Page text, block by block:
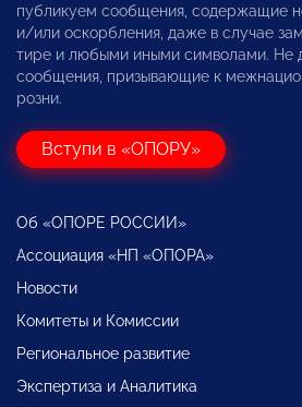
публикуем сообщения, содержащие
и/или оскорбления, даже в случае
тире и любыми иными символами. Не
сообщения, призывающие к
розни.
Вступи в «ОПОРУ»
Об «ОПОРЕ РОССИИ»
Ассоциация «НП «ОПОРА»
Новости
Комитеты и Комиссии
Региональное развитие
Экспертиза и Аналитика